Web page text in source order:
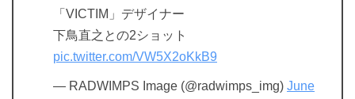
「VICTIM」デザイナー
下鳥直之との2ショット
pic.twitter.com/VW5X2oKkB9
— RADWIMPS Image (@radwimps_img) June